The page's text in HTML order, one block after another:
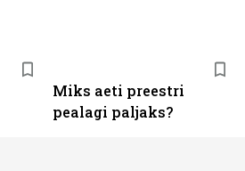
Miks aeti preestri
pealagi paljaks?